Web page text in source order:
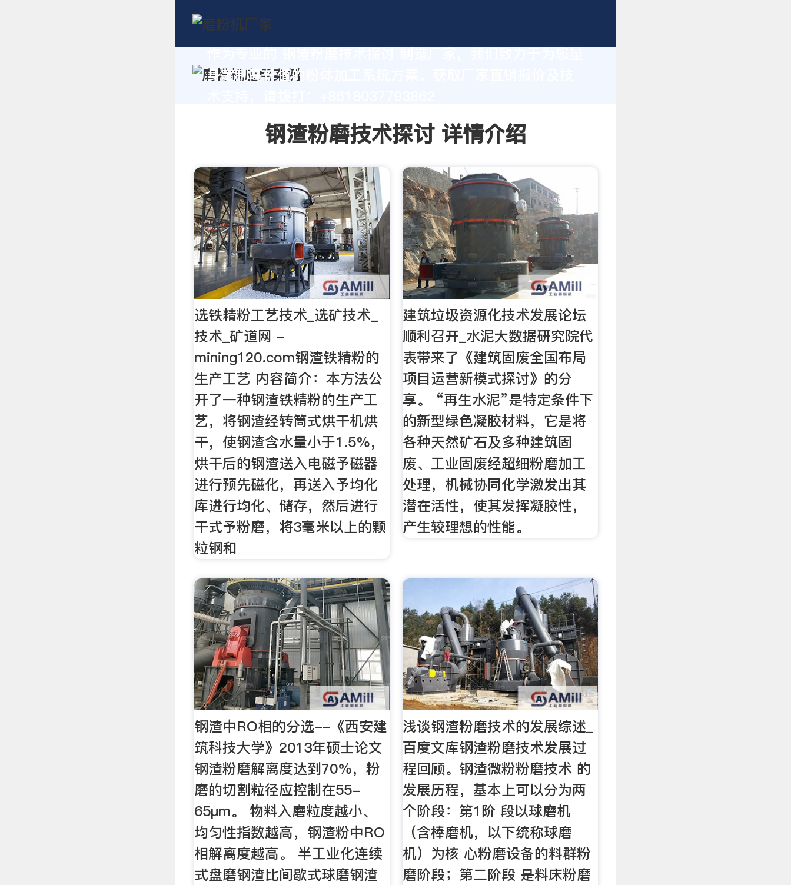
身定制高价值的粉体加工系统方案。获取厂家直销报价及技
钢渣粉磨技术探讨 详情介绍
选铁精粉工艺技术_选矿技术_
技术_矿道网 -
mining120.com钢渣铁精粉的
生产工艺 内容简介：本方法公
开了一种钢渣铁精粉的生产工
艺，将钢渣经转筒式烘干机烘
干，使钢渣含水量小于1.5%，
烘干后的钢渣送入电磁予磁器
进行预先磁化，再送入予均化
库进行均化、储存，然后进行
干式予粉磨，将3毫米以上的颗
粒钢和
建筑垃圾资源化技术发展论坛
顺利召开_水泥大数据研究院代
表带来了《建筑固废全国布局
项目运营新模式探讨》的分
享。 “再生水泥”是特定条件下
的新型绿色凝胶材料，它是将
各种天然矿石及多种建筑固
废、工业固废经超细粉磨加工
处理，机械协同化学激发出其
潜在活性，使其发挥凝胶性，
产生较理想的性能。
钢渣中RO相的分选--《西安建
筑科技大学》2013年硕士论文
钢渣粉磨解离度达到70%，粉
磨的切割粒径应控制在55-
65μm。 物料入磨粒度越小、
均匀性指数越高，钢渣粉中RO
相解离度越高。 半工业化连续
式盘磨钢渣比间歇式球磨钢渣
浅谈钢渣粉磨技术的发展综述_
百度文库钢渣粉磨技术发展过
程回顾。钢渣微粉粉磨技术 的
发展历程，基本上可以分为两
个阶段：第1阶 段以球磨机
（含棒磨机，以下统称球磨
机）为核 心粉磨设备的料群粉
磨阶段；第二阶段 是料床粉磨